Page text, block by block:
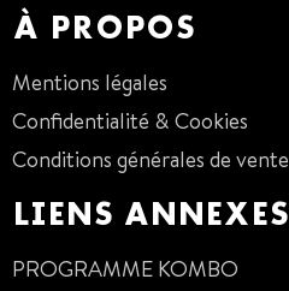
À PROPOS
Mentions légales
Confidentialité & Cookies
Conditions générales de vente
LIENS ANNEXES
PROGRAMME KOMBO